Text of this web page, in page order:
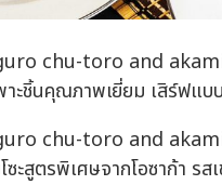
chu-toro and akami
ะชิ้นคุณภาพเยี่ยม เสิร์ฟแ
chu-toro and
ซะสูตรพิเศษจากโอซาก้า